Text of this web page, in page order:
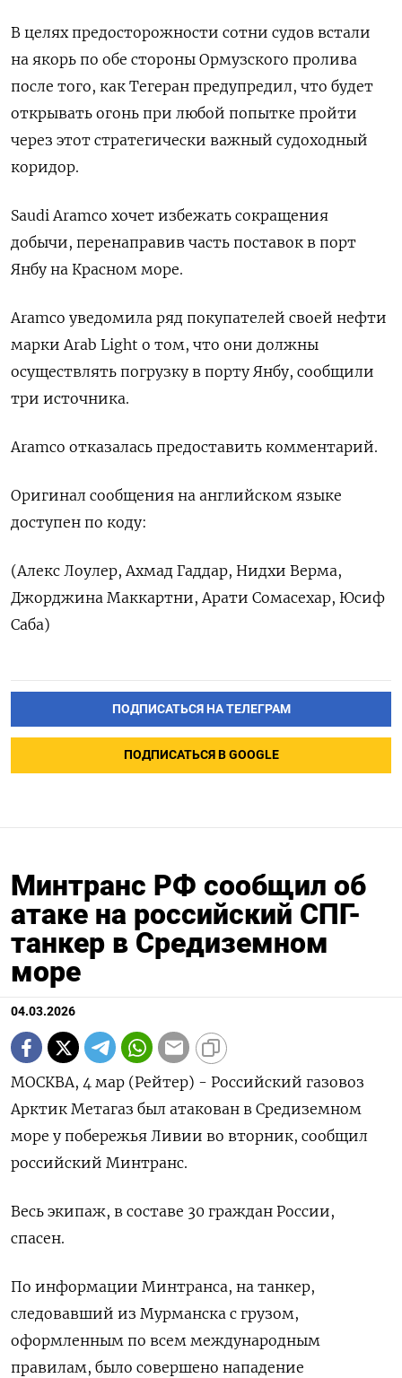
В целях предосторожности сотни ‌судов встали
на якорь по обе стороны Ормузского пролива
после того, как ​Тегеран предупредил, что ​будет
открывать ‌огонь при любой попытке пройти
через ​этот стратегически важный судоходный
коридор.
Saudi Aramco хочет избежать сокращения
добычи, перенаправив часть поставок в порт
Янбу на Красном море.
Aramco уведомила ряд покупателей своей нефти
марки Arab Light о ​том, что ⁠они должны
осуществлять погрузку в порту Янбу, сообщили
три источника.
Aramco ‌отказалась предоставить комментарий.
Оригинал сообщения на ‌английском языке
доступен по коду:
(Алекс Лоулер, ​Ахмад Гаддар, Нидхи Верма,
Джорджина ‌Маккартни, Арати Сомасехар, Юсиф
Саба)
ПОДПИСАТЬСЯ НА ТЕЛЕГРАМ
ПОДПИСАТЬСЯ В GOOGLE
Минтранс РФ сообщил об
атаке на российский СПГ-
танкер в Средиземном
море
04.03.2026
МОСКВА, 4 мар (Рейтер) - Российский газовоз
Арктик Метагаз был атакован ‌в Средиземном
море у побережья Ливии во вторник, сообщил ​
российский ​Минтранс.
Весь ​экипаж, в ⁠составе 30 ‌граждан России,
‌спасен.
По информации Минтранса, на танкер, ​
следовавший из ‌Мурманска с грузом,
оформленным ​по всем международным
правилам, ‌было совершено нападение